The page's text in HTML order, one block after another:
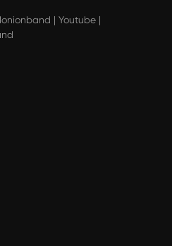
| Youtube|